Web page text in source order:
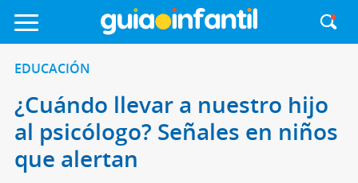
EDUCACIÓN
¿Cuándo llevar a nuestro hijo
al psicólogo? Señales en niños
que alertan